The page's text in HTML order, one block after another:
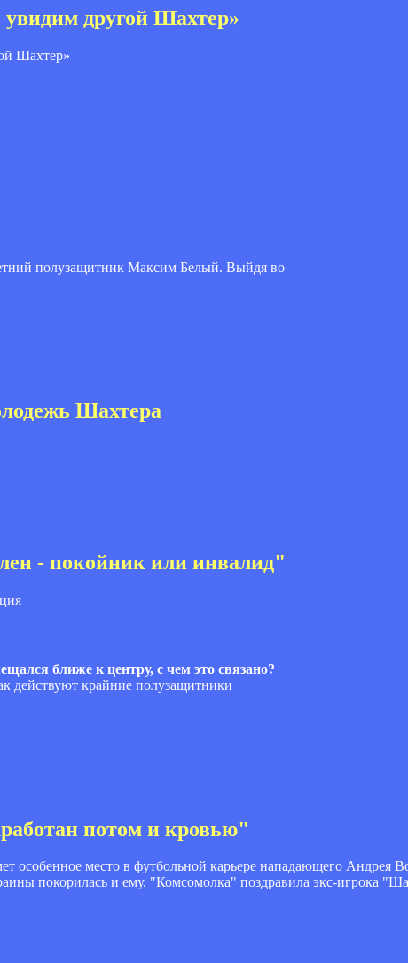
другой Шахтер»
полузащитник Максим Белый. Выйдя во
Шахтера
- покойник или инвалид"
ближе к центру, с чем это связано?
действуют крайние полузащитники
потом и кровью"
особенное место в футбольной карьере нападающего Андрея
покорилась и ему. "Комсомолка" поздравила экс-игрока